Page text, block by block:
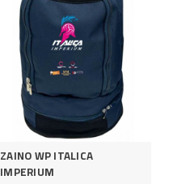
ZAINO WP ITALICA
IMPERIUM